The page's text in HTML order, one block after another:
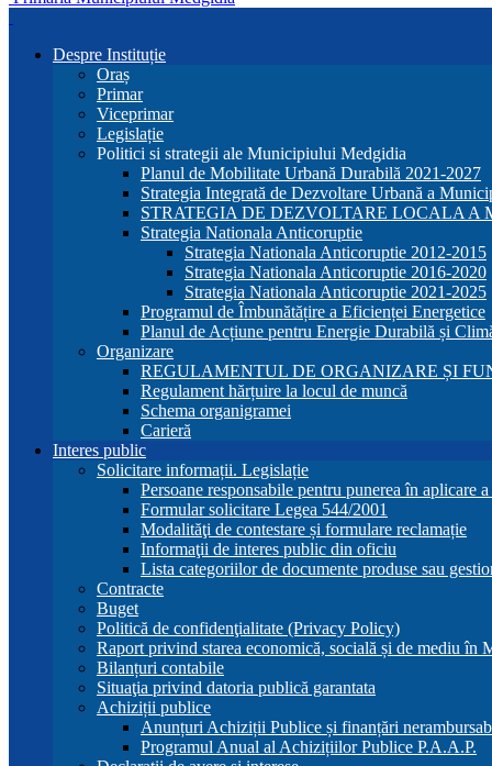
Despre Instituție
Oraș
Primar
Viceprimar
Legislație
Politici si strategii ale Municipiului Medgidia
Planul de Mobilitate Urbană Durabilă 2021-2027
Strategia Integrată de Dezvoltare Urbană a
STRATEGIA DE DEZVOLTARE LOCALA A
Strategia Nationala Anticoruptie
Strategia Nationala Anticoruptie 2012-2015
Strategia Nationala Anticoruptie 2016-2020
Strategia Nationala Anticoruptie 2021-2025
Programul de Îmbunătățire a Eficienței Energetice
Planul de Acțiune pentru Energie Durabilă și
Organizare
REGULAMENTUL DE ORGANIZARE ȘI
Regulament hărțuire la locul de muncă
Schema organigramei
Carieră
Interes public
Solicitare informații. Legislație
Persoane responsabile pentru punerea în aplicare
Formular solicitare Legea 544/2001
Modalităţi de contestare și formulare reclamație
Informaţii de interes public din oficiu
Lista categoriilor de documente produse sau
Contracte
Buget
Politică de confidenţialitate (Privacy Policy)
Raport privind starea economică, socială și de mediu în
Bilanțuri contabile
Situaţia privind datoria publică garantata
Achiziții publice
Anunțuri Achiziții Publice și finanțări
Programul Anual al Achizițiilor Publice P.A.A.P.